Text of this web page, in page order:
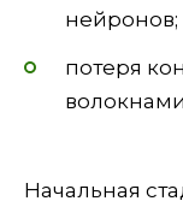
нейронов;
потеря
Начальная